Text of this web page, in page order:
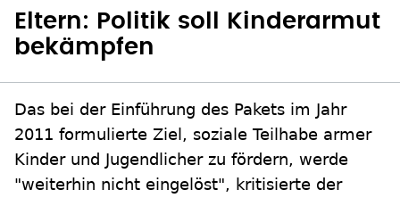
Eltern: Politik soll Kinderarmut
bekämpfen
Das bei der Einführung des Pakets im Jahr
2011 formulierte Ziel, soziale Teilhabe armer
Kinder und Jugendlicher zu fördern, werde
"weiterhin nicht eingelöst", kritisierte der